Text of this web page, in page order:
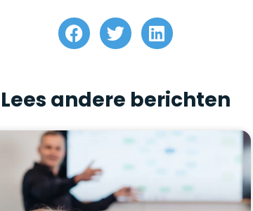
Lees andere berichten